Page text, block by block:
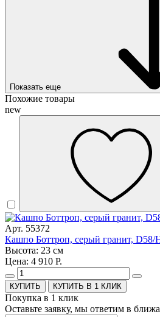
Показать еще
Похожие товары
new
Арт. 55372
Кашпо Боттроп, серый гранит, D58/
Высота: 23 см
Цена: 4 910 Р.
КУПИТЬ В 1 КЛИК
Покупка в 1 клик
Оставьте заявку, мы ответим в